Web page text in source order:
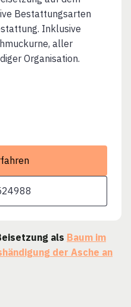
Bestattungsarten
Inklusive
aller
Organisation.
als Baum im
der Asche an